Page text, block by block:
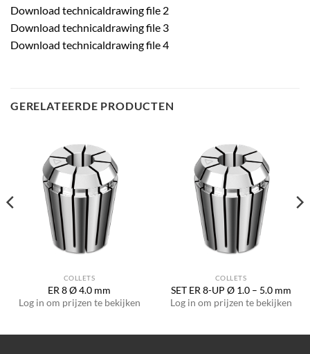
Download technicaldrawing file 2
Download technicaldrawing file 3
Download technicaldrawing file 4
GERELATEERDE PRODUCTEN
COLLETS
ER 8 Ø 4.0 mm
Log in om prijzen te bekijken
COLLETS
SET ER 8-UP Ø 1.0 – 5.0 mm
Log in om prijzen te bekijken